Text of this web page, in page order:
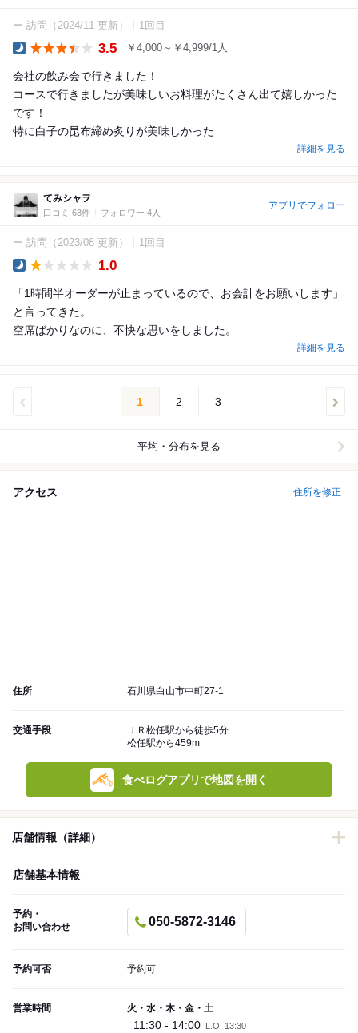
ー 訪問 （2024/11 更新） 1回目
3.5 ￥4,000～￥4,999/1人
会社の飲み会で行きました！
コースで行きましたが美味しいお料理がたくさん出て嬉しかった
です！
特に白子の昆布締め炙りが美味しかった
詳細を見る
てみシャヲ
口コミ 63件 フォロワー 4人
アプリでフォロー
ー 訪問 （2023/08 更新） 1回目
1.0
「1時間半オーダーが止まっているので、お会計をお願いします」
と言ってきた。
空席ばかりなのに、不快な思いをしました。
詳細を見る
1 2 3
平均・分布を見る
アクセス 住所を修正
住所 石川県白山市中町27-1
交通手段
ＪＲ松任駅から徒歩5分
松任駅から459m
食べログアプリで地図を開く
店舗情報（詳細）
店舗基本情報
予約・
お問い合わせ
050-5872-3146
予約可否 予約可
営業時間 火・水・木・金・土
11:30 - 14:00 L.O. 13:30